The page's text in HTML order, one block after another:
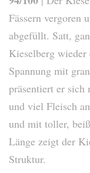
Fässern vergoren
abgefüllt. Satt,
Kieselberg wieder
Spannung mit
präsentiert er
und viel Fleisch
und mit toller,
Länge zeigt der
Struktur.